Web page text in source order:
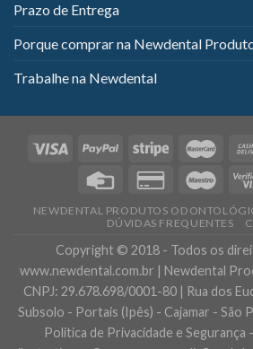
Prazo de Entrega
Porque comprar na Newdental
Trabalhe na Newdental
NEWDENTAL PRODUTOS
DÚVIDAS FREQUENTES
Copyright © 2018 - Todos os
www.newdental.com.br | Newdental
CNPJ: 29.678.698/0001-80 | Rua dos
Subsolo - Portais (Ipês) - Cajamar - São
Política de Privacidade e Segurança